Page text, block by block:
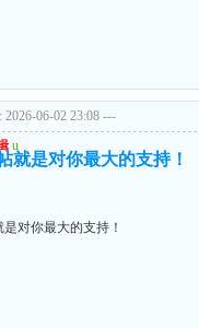
06-02 23:08 ---
u
就是对你最大的支持！
对你最大的支持！